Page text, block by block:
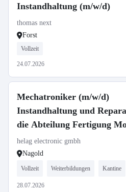
Instandhaltung (m/w/d)
thomas next
Forst
Vollzeit
24.07.2026
Mechatroniker (m/w/d)
Instandhaltung und
die Abteilung Fertigung
helag electronic gmbh
Nagold
Vollzeit Weiterbildungen Kantine
28.07.2026